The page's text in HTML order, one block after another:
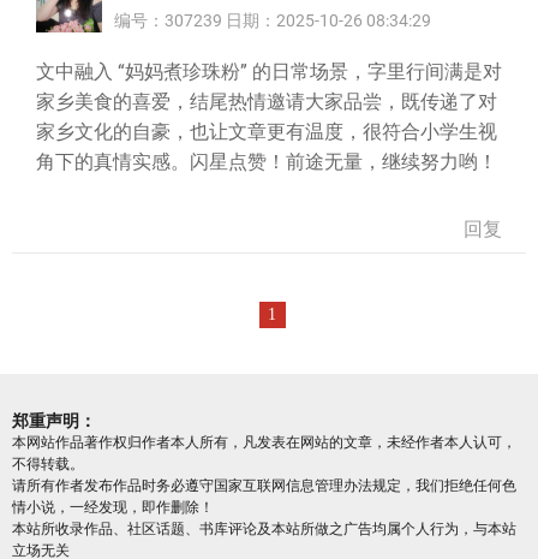
编号：307239 日期：2025-10-26 08:34:29
文中融入 “妈妈煮珍珠粉” 的日常场景，字里行间满是对
家乡美食的喜爱，结尾热情邀请大家品尝，既传递了对
家乡文化的自豪，也让文章更有温度，很符合小学生视
角下的真情实感。闪星点赞！前途无量，继续努力哟！
回复
1
郑重声明：
本网站作品著作权归作者本人所有，凡发表在网站的文章，未经作者本人认可，
不得转载。
请所有作者发布作品时务必遵守国家互联网信息管理办法规定，我们拒绝任何色
情小说，一经发现，即作删除！
本站所收录作品、社区话题、书库评论及本站所做之广告均属个人行为，与本站
立场无关